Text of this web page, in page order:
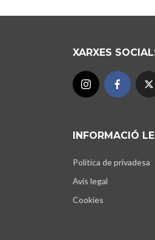
XARXES
INFORMACIÓ
Política de privadesa
Avís legal
Cookies